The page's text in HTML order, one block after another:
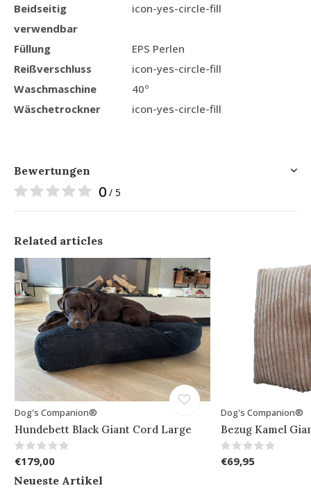
Beidseitig
verwendbar
icon-yes-circle-fill
Füllung
EPS Perlen
Reißverschluss
icon-yes-circle-fill
Waschmaschine
40º
Wäschetrockner
icon-yes-circle-fill
Bewertungen
0 / 5
Related articles
Dog's Companion®
Hundebett Black Giant Cord Large
€179,00
Dog's Companion®
Bezug Kamel
€69,95
Neueste Artikel